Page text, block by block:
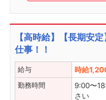
【高時給】【長期安
仕事！！
給与 時給
勤務時間
9:00〜
さい